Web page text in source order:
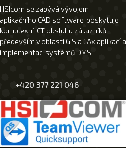
HSIcom se zabývá vývojem
aplikačního CAD software, poskytuje
komplexní ICT obsluhu zákazníků,
především v oblasti GIS a CAx aplikací a
implementaci systémů DMS.
+420 377 221 046